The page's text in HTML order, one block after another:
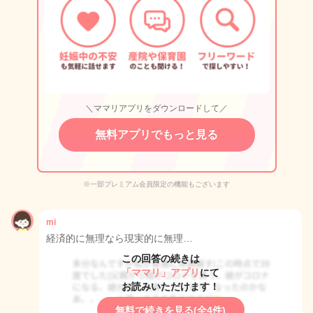
＼ママリアプリをダウンロードして／
無料アプリでもっと見る
※一部プレミアム会員限定の機能もございます
mi
経済的に無理なら現実的に無理…
この回答の続きは
「ママリ」アプリ にて
お読みいただけます！
無料で続きを見る(全4件)